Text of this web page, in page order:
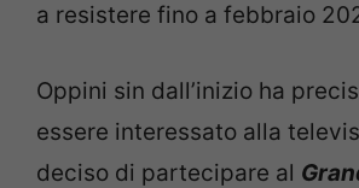
a resistere fino a febbraio
Oppini sin dall’inizio ha
essere interessato alla
deciso di partecipare al